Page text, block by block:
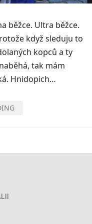
běžce. Ultra běžce.
když sleduju to
kopců a ty
tak mám
Hnidopich…